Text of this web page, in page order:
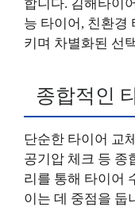
합니다. 김해타이
능 타이어, 친환경
키며 차별화된 선
종합적인
단순한 타이어 교
공기압 체크 등 종
리를 통해 타이어
이는 데 중점을 둡